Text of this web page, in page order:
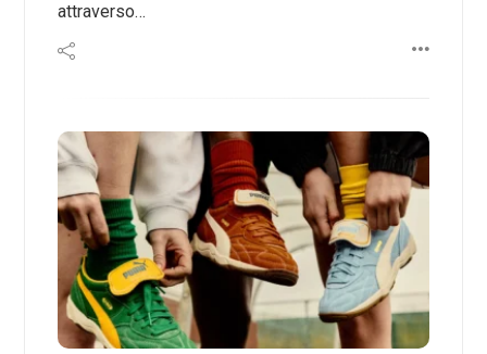
attraverso…